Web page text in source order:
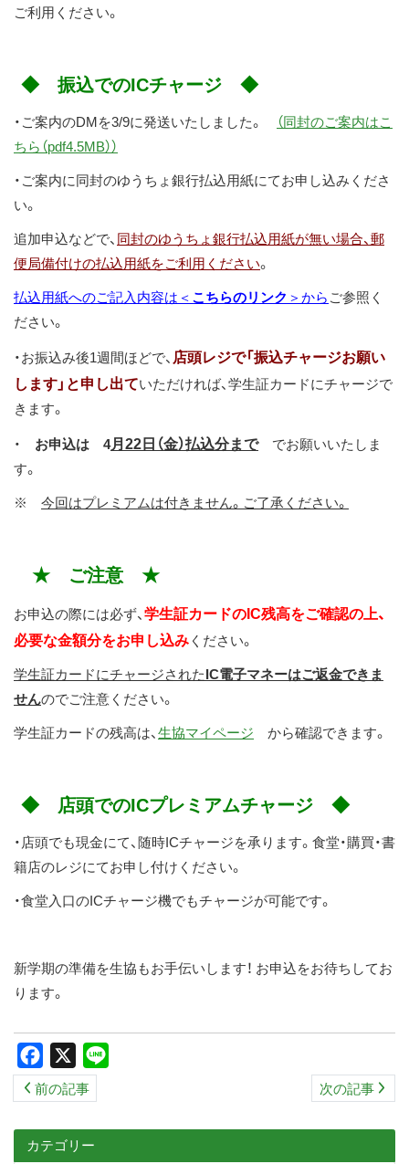
ご利用ください。
◆ 振込でのICチャージ ◆
・ご案内のDMを3/9に発送いたしました。
（同封のご案内はこ
ちら（pdf4.5MB））
・ご案内に同封のゆうちょ銀行払込用紙にてお申し込みくださ
い。
追加申込などで、同封のゆうちょ銀行払込用紙が無い場合、郵
便局備付けの払込用紙をご利用ください。
払込用紙へのご記入内容は＜こちらのリンク ＞からご参照く
ださい。
・お振込み後1週間ほどで、 店頭レジで「振込チャージお願い
します」と申し出ていただければ、学生証カードにチャージで
きます。
・ お申込は 4月22日（金）払込分まででお願いいたしま
す。
※ 今回はプレミアムは付きません。ご了承ください。
★ ご注意 ★
お申込の際には必ず、学生証カードのIC残高をご確認の上、
必要な金額分をお申し込みください。
学生証カードにチャージされたIC電子マネーはご返金できま
せんのでご注意ください。
学生証カードの残高は、生協マイページ から確認できます。
◆ 店頭でのICプレミアムチャージ ◆
・店頭でも現金にて、随時ICチャージを承ります。食堂・購買・書
籍店のレジにてお申し付けください。
・食堂入口のICチャージ機でもチャージが可能です。
新学期の準備を生協もお手伝いします！ お申込をお待ちしてお
ります。
Facebook
前の記事 次の記事
カテゴリー